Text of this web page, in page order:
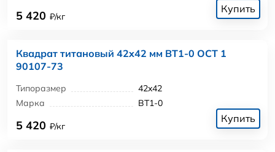
5 420 ₽/кг
Купить
Квадрат титановый 42x42 мм ВТ1-0 ОСТ 1
90107-73
Типоразмер
42x42
Марка
ВТ1-0
5 420 ₽/кг
Купить